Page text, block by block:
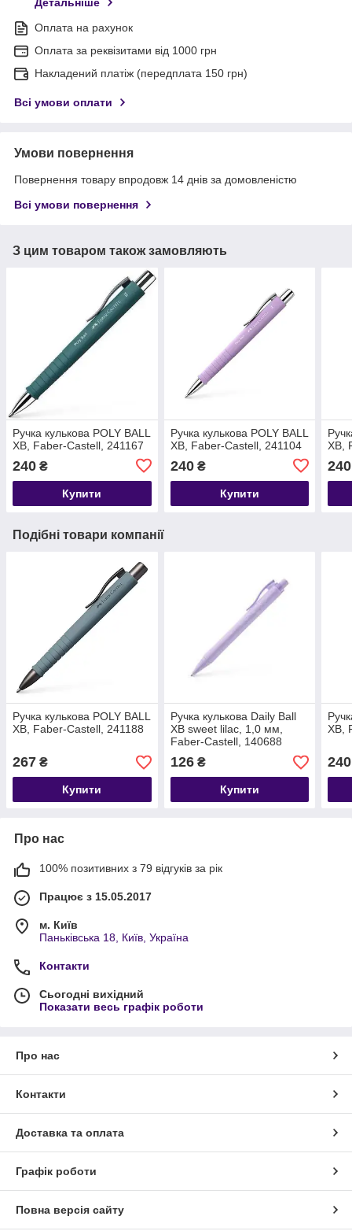
Детальніше
Оплата на рахунок
Оплата за реквізитами від 1000 грн
Накладений платіж (передплата 150 грн)
Всі умови оплати
Умови повернення
Повернення товару впродовж 14 днів за домовленістю
Всі умови повернення
З цим товаром також замовляють
Ручка кулькова POLY BALL
ХВ, Faber-Castell, 241167
240 ₴
Купити
Ручка кулькова POLY BALL
ХВ, Faber-Castell, 241104
240₴
Купити
ХВ,
240
Подібні товари компанії
Ручка кулькова POLY BALL
ХВ, Faber-Castell, 241188
267 ₴
Купити
Ручка кулькова Daily Ball
XB sweet lilac, 1,0 мм,
Faber-Castell, 140688
126₴
Купити
ХВ,
240
Про нас
100% позитивних з 79 відгуків за рік
Працює з 15.05.2017
м. Київ
Паньківська 18, Київ, Україна
Контакти
Сьогодні вихідний
Показати весь графік роботи
Про нас
Контакти
Доставка та оплата
Графік роботи
Повна версія сайту